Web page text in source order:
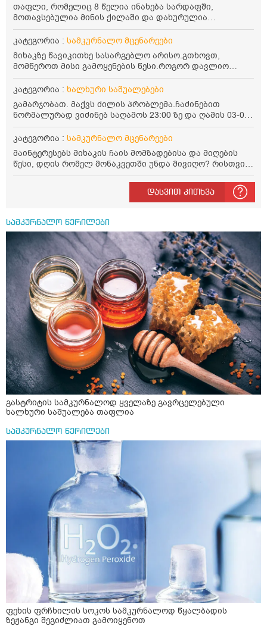
თაფლი, რომელიც 8 წელია ინახება სარდაფში,
მოთავსებულია მინის ქილაში და დახურულია
პლასტმასის სახურავით. ექნება თუ არა შენარჩუნებული
სასარგებლო თვისებები და შეიძლება თუ არა მისი
მირთმევა? გმადლობთ.
კატეგორია : სამკურნალო მცენარეები
მიხაკზე წავიკითხე სასარგებლო არისო.გთხოვთ,
მომწეროთ მისი გამოყენების წესი.როგორ დავლიო
მიხაკის ჩაი. ასევე მაინტერესებს ლეიკოციტები მაქვს
ოდნავ დაბალი და წავიკითხე ლეიკოციტების დონეს
მაღლა წევსო და ასეა?
კატეგორია : ხალხური საშუალებები
გამარჯობათ. მაქვს ძილის პრობლემა.ჩაძინებით
ნორმალურად ვიძინებ საღამოს 23:00 ზე და ღამის 03-00
ან 04:00 საათზე მეღვიძება და მერე ვერ ვიძინებ
ვერაფრით.რამე ხალხური საშუალება თუ არის ამ
პრობლემის მოსაგვარებლად
კატეგორია : სამკურნალო მცენარეები
მაინტერესებს მიხაკის ჩაის მომზადებისა და მიღების
წესი, დღის რომელ მონაკვეთში უნდა მივიღო? რისთვის
არის სასარგებლო და უკუჩვენება თუ აქვს
დასვით კითხვა
სამკურნალო წერილები
გასტრიტის სამკურნალოდ ყველაზე გავრცელებული
ხალხური საშუალება თაფლია
სამკურნალო წერილები
ფეხის ფრჩხილის სოკოს სამკურნალოდ წყალბადის
ზეჟანგი შეგიძლიათ გამოიყენოთ